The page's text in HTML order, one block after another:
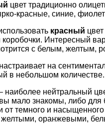
цвет традиционно
красные, синие,
красный
Интересный
с белым, желтым,
настраивает на
в небольшом количестве.
наиболее нейтральный
мало знакомы, либо для
от темного и
оранжевыми,